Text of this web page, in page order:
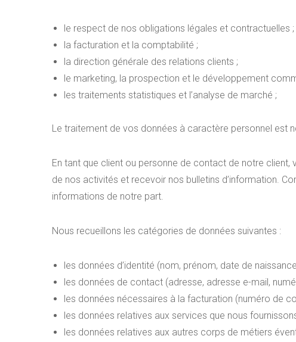
le respect de nos obligations légales et contractuelles ;
la facturation et la comptabilité ;
la direction générale des relations clients ;
le marketing, la prospection et le développement
les traitements statistiques et l’analyse de marché ;
Le traitement de vos données à caractère personnel est
En tant que client ou personne de contact de notre client,
de nos activités et recevoir nos bulletins d’information.
informations de notre part.
Nous recueillons les catégories de données suivantes :
les données d’identité (nom, prénom, date de
les données de contact (adresse, adresse e-mail,
les données nécessaires à la facturation (numéro de
les données relatives aux services que nous
les données relatives aux autres corps de métiers